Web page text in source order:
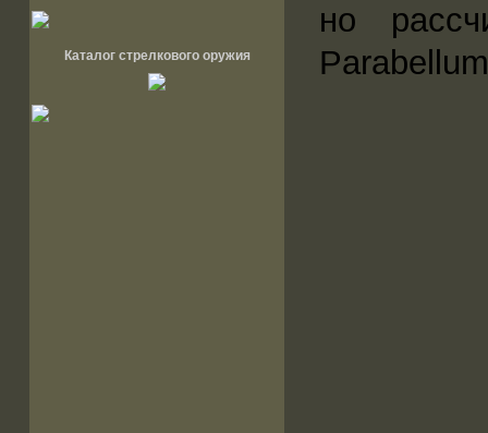
Каталог стрелкового оружия
но